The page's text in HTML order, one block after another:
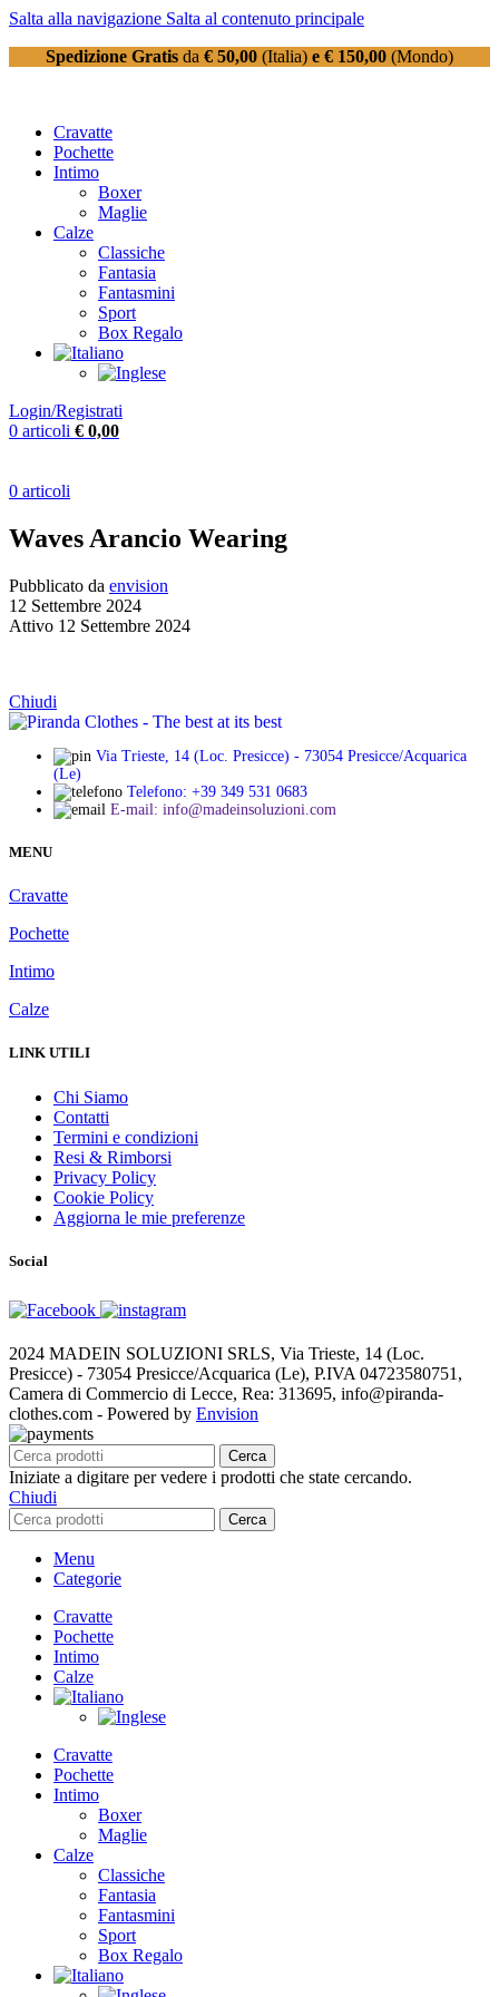
Salta alla navigazione Salta al contenuto principale
Spedizione Gratis da € 50,00 (Italia) e € 150,00 (Mondo)
Cravatte
Pochette
Intimo
Boxer
Maglie
Calze
Classiche
Fantasia
Fantasmini
Sport
Box Regalo
Login/Registrati
0 articoli € 0,00
0 articoli
Waves Arancio Wearing
Pubblicato da envision
12 Settembre 2024
Attivo 12 Settembre 2024
Chiudi
Via Trieste, 14 (Loc. Presicce) - 73054 Presicce/Acquarica
(Le)
Telefono: +39 349 531 0683
E-mail: info@madeinsoluzioni.com
MENU
Cravatte
Pochette
Intimo
Calze
LINK UTILI
Chi Siamo
Contatti
Termini e condizioni
Resi & Rimborsi
Privacy Policy
Cookie Policy
Aggiorna le mie preferenze
Social
2024 MADEIN SOLUZIONI SRLS, Via Trieste, 14 (Loc.
Presicce) - 73054 Presicce/Acquarica (Le), P.IVA 04723580751,
Camera di Commercio di Lecce, Rea: 313695, info@piranda-
clothes.com - Powered by Envision
Cerca
Iniziate a digitare per vedere i prodotti che state cercando.
Chiudi
Cerca
Menu
Categorie
Cravatte
Pochette
Intimo
Calze
Cravatte
Pochette
Intimo
Boxer
Maglie
Calze
Classiche
Fantasia
Fantasmini
Sport
Box Regalo